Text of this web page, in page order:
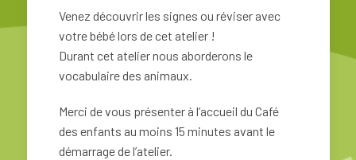
Venez découvrir les signes ou réviser avec
votre bébé lors de cet atelier !
Durant cet atelier nous aborderons le
vocabulaire des animaux.
Merci de vous présenter à l’accueil du Café
des enfants au moins 15 minutes avant le
démarrage de l’atelier.